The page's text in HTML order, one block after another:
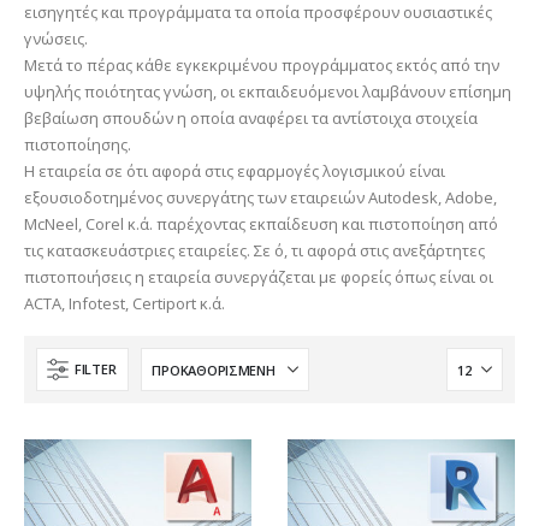
εισηγητές και προγράμματα τα οποία προσφέρουν ουσιαστικές
γνώσεις.
Μετά το πέρας κάθε εγκεκριμένου προγράμματος εκτός από την
υψηλής ποιότητας γνώση, οι εκπαιδευόμενοι λαμβάνουν επίσημη
βεβαίωση σπουδών η οποία αναφέρει τα αντίστοιχα στοιχεία
πιστοποίησης.
Η εταιρεία σε ότι αφορά στις εφαρμογές λογισμικού είναι
εξουσιοδοτημένος συνεργάτης των εταιρειών Autodesk, Adobe,
McNeel, Corel κ.ά. παρέχοντας εκπαίδευση και πιστοποίηση από
τις κατασκευάστριες εταιρείες. Σε ό, τι αφορά στις ανεξάρτητες
πιστοποιήσεις η εταιρεία συνεργάζεται με φορείς όπως είναι οι
ACTA, Infotest, Certiport κ.ά.
FILTER